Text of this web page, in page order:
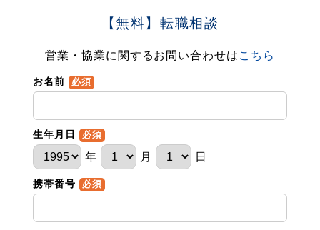
【無料】転職相談
営業・協業に関するお問い合わせは こちら
お名前 必須
生年月日 必須
年 月 日
携帯番号 必須